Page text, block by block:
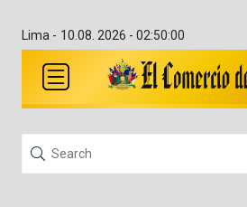
Lima - 10.08. 2026 - 02:50:00